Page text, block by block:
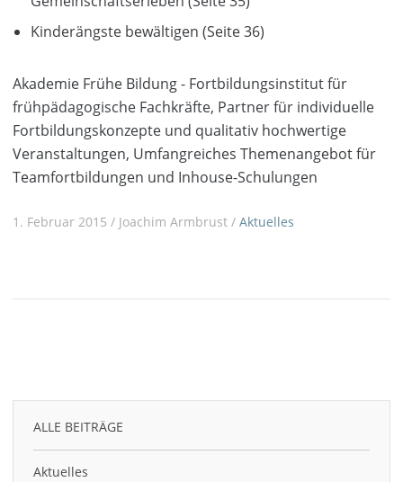
Kinderängste bewältigen (Seite 36)
Akademie Frühe Bildung - Fortbildungsinstitut für
frühpädagogische Fachkräfte, Partner für individuelle
Fortbildungskonzepte und qualitativ hochwertige
Veranstaltungen, Umfangreiches Themenangebot für
Teamfortbildungen und Inhouse-Schulungen
1. Februar 2015 / Joachim Armbrust / Aktuelles
ALLE BEITRÄGE
Aktuelles